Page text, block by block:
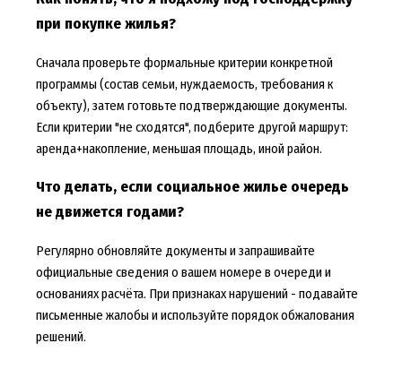
при покупке жилья?
Сначала проверьте формальные критерии конкретной
программы (состав семьи, нуждаемость, требования к
объекту), затем готовьте подтверждающие документы.
Если критерии "не сходятся", подберите другой маршрут:
аренда+накопление, меньшая площадь, иной район.
Что делать, если социальное жилье очередь
не движется годами?
Регулярно обновляйте документы и запрашивайте
официальные сведения о вашем номере в очереди и
основаниях расчёта. При признаках нарушений - подавайте
письменные жалобы и используйте порядок обжалования
решений.